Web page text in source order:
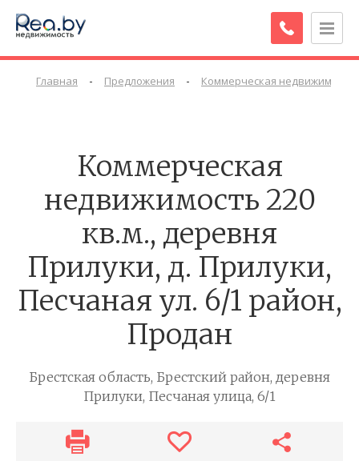
Главная - Предложения - Коммерческая недвижимость
Коммерческая
недвижимость 220
кв.м., деревня
Прилуки, д. Прилуки,
Песчаная ул. 6/1 район,
Продан
Брестская область, Брестский район, деревня
Прилуки, Песчаная улица, 6/1